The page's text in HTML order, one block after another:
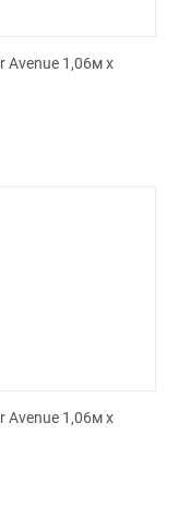
Avenue 1,06м х
Avenue 1,06м х